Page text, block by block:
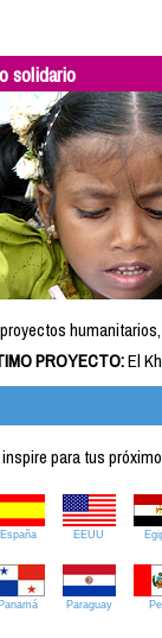
solidario
PROYECTO:El
para tus
España EEUU
Panamá Paraguay